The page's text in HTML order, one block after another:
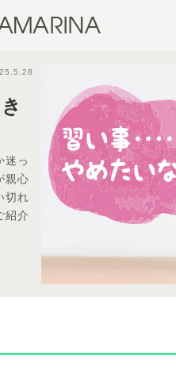
迷っ
親心
切れ
紹介